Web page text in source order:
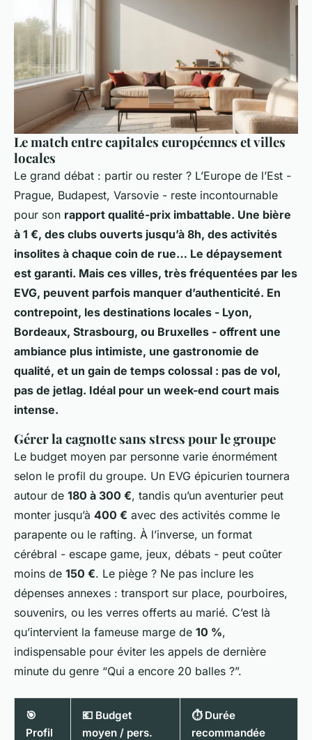
Le match entre capitales européennes et villes
locales
Le grand débat : partir ou rester ? L’Europe de l’Est -
Prague, Budapest, Varsovie - reste incontournable
pour son rapport qualité-prix imbattable. Une bière
à 1 €, des clubs ouverts jusqu’à 8h, des activités
insolites à chaque coin de rue… Le dépaysement
est garanti. Mais ces villes, très fréquentées par les
EVG, peuvent parfois manquer d’authenticité. En
contrepoint, les destinations locales - Lyon,
Bordeaux, Strasbourg, ou Bruxelles - offrent une
ambiance plus intimiste, une gastronomie de
qualité, et un gain de temps colossal : pas de vol,
pas de jetlag. Idéal pour un week-end court mais
intense.
Gérer la cagnotte sans stress pour le groupe
Le budget moyen par personne varie énormément
selon le profil du groupe. Un EVG épicurien tournera
autour de 180 à 300 €, tandis qu’un aventurier peut
monter jusqu’à 400 € avec des activités comme le
parapente ou le rafting. À l’inverse, un format
cérébral - escape game, jeux, débats - peut coûter
moins de 150 €. Le piège ? Ne pas inclure les
dépenses annexes : transport sur place, pourboires,
souvenirs, ou les verres offerts au marié. C’est là
qu’intervient la fameuse marge de 10 %,
indispensable pour éviter les appels de dernière
minute du genre “Qui a encore 20 balles ?”.
🎯
Profil
💶 Budget
moyen / pers.
⏱️ Durée
recommandée